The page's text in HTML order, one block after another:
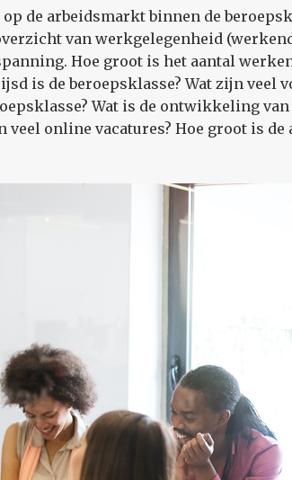
de arbeidsmarkt binnen de
van werkgelegenheid
Hoe groot is het aantal
is de beroepsklasse? Wat zijn veel
Wat is de ontwikkeling
veel online vacatures? Hoe groot is